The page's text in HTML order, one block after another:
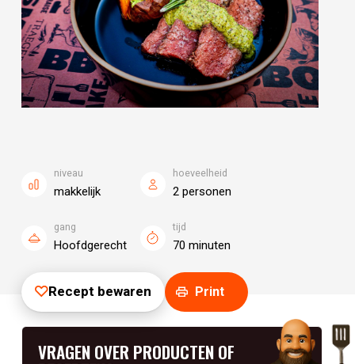
niveau
makkelijk
hoeveelheid
2 personen
gang
Hoofdgerecht
tijd
70 minuten
Recept bewaren Print
VRAGEN OVER PRODUCTEN OF